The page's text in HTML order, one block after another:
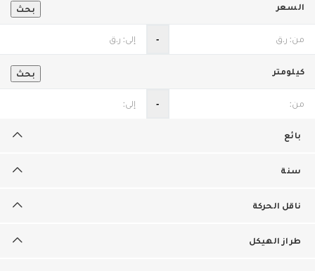
بحث السعر
‐
بحث كيلومتر
‐
بائع
سنة
ناقل الحركة
طراز الهيكل